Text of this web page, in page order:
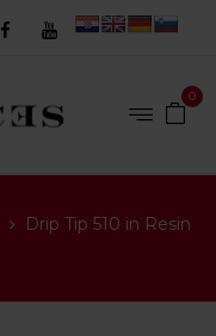
0
Drip Tip 510 in Resin